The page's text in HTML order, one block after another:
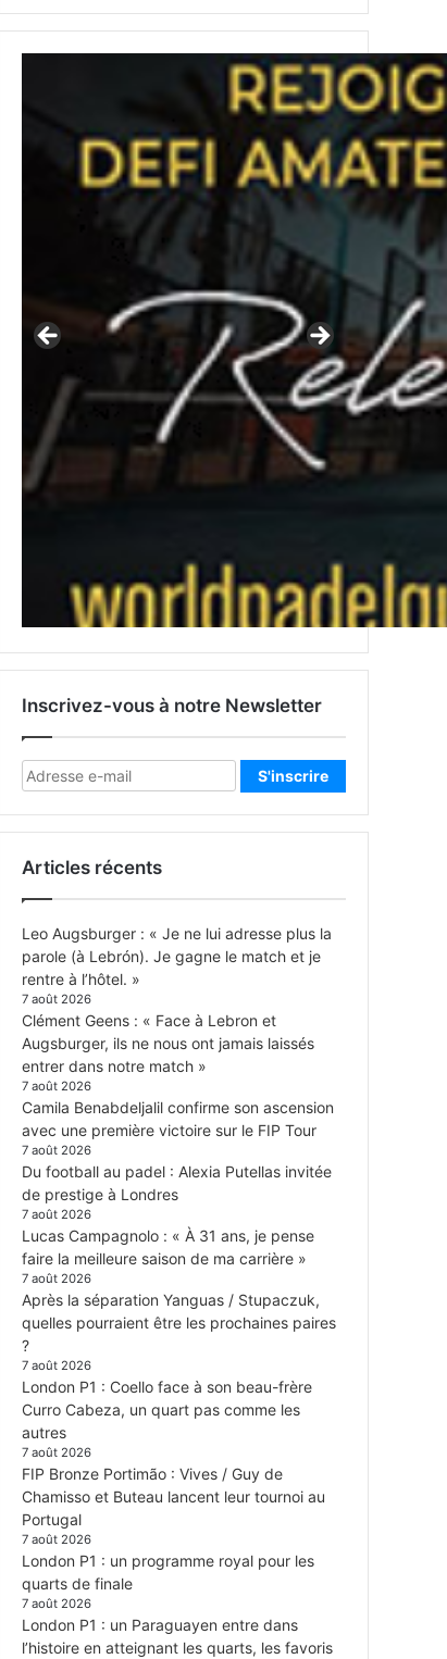
Inscrivez-vous à notre Newsletter
Articles récents
Leo Augsburger : « Je ne lui adresse plus la
parole (à Lebrón). Je gagne le match et je
rentre à l’hôtel. »
7 août 2026
Clément Geens : « Face à Lebron et
Augsburger, ils ne nous ont jamais laissés
entrer dans notre match »
7 août 2026
Camila Benabdeljalil confirme son ascension
avec une première victoire sur le FIP Tour
7 août 2026
Du football au padel : Alexia Putellas invitée
de prestige à Londres
7 août 2026
Lucas Campagnolo : « À 31 ans, je pense
faire la meilleure saison de ma carrière »
7 août 2026
Après la séparation Yanguas / Stupaczuk,
quelles pourraient être les prochaines paires
?
7 août 2026
London P1 : Coello face à son beau-frère
Curro Cabeza, un quart pas comme les
autres
7 août 2026
FIP Bronze Portimão : Vives / Guy de
Chamisso et Buteau lancent leur tournoi au
Portugal
7 août 2026
London P1 : un programme royal pour les
quarts de finale
7 août 2026
London P1 : un Paraguayen entre dans
l’histoire en atteignant les quarts, les favoris